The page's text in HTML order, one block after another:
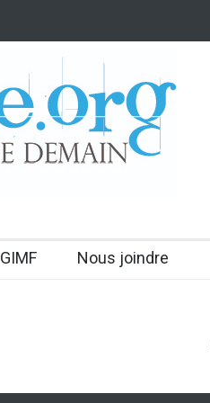
GIMF Nous joindre